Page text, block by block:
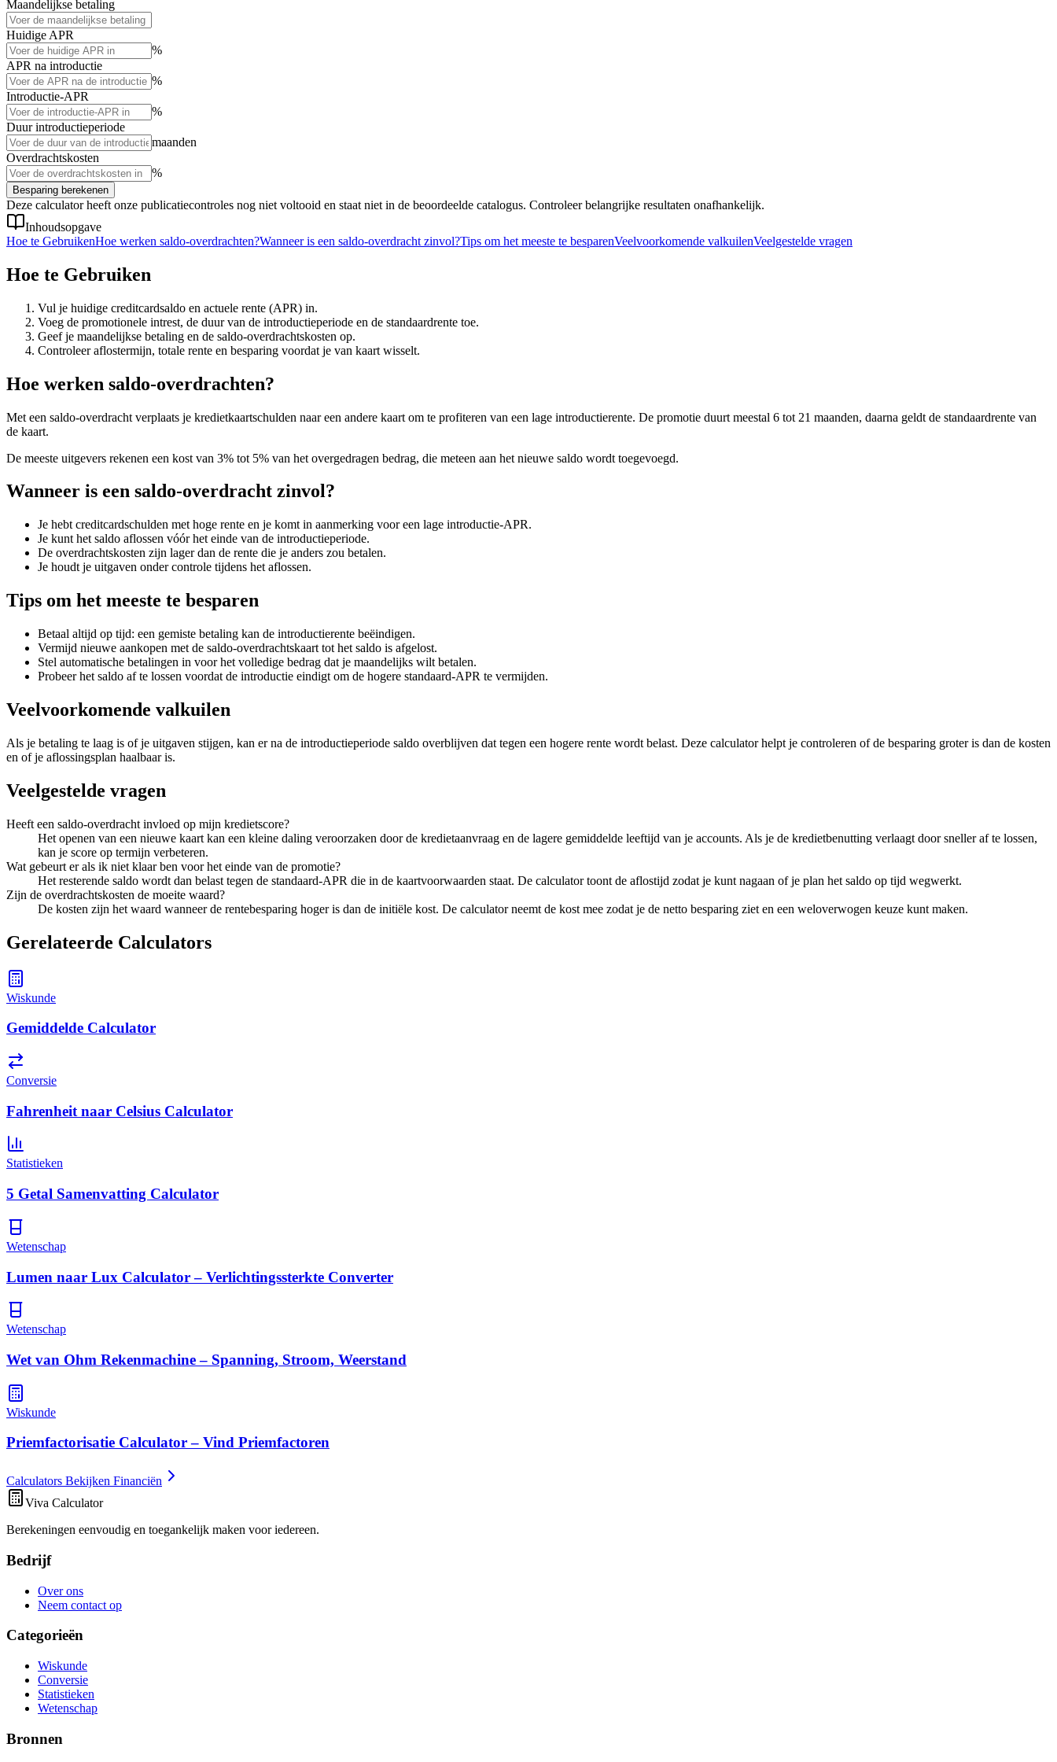
Maandelijkse betaling
Huidige APR
%
APR na introductie
%
Introductie-APR
%
Duur introductieperiode
maanden
Overdrachtskosten
%
Besparing berekenen
Deze calculator heeft onze publicatiecontroles nog niet voltooid en staat niet in de beoordeelde catalogus. Controleer belangrijke resultaten onafhankelijk.
Inhoudsopgave
Hoe te GebruikenHoe werken saldo-overdrachten?Wanneer is een saldo-overdracht zinvol?Tips om het meeste te besparenVeelvoorkomende valkuilenVeelgestelde vragen
Hoe te Gebruiken
Vul je huidige creditcardsaldo en actuele rente (APR) in.
Voeg de promotionele intrest, de duur van de introductieperiode en de standaardrente toe.
Geef je maandelijkse betaling en de saldo-overdrachtskosten op.
Controleer aflostermijn, totale rente en besparing voordat je van kaart wisselt.
Hoe werken saldo-overdrachten?
Met een saldo-overdracht verplaats je kredietkaartschulden naar een andere kaart om te profiteren van een lage introductierente. De promotie duurt meestal 6 tot 21 maanden, daarna geldt de standaardrente van
de kaart.
De meeste uitgevers rekenen een kost van 3% tot 5% van het overgedragen bedrag, die meteen aan het nieuwe saldo wordt toegevoegd.
Wanneer is een saldo-overdracht zinvol?
Je hebt creditcardschulden met hoge rente en je komt in aanmerking voor een lage introductie-APR.
Je kunt het saldo aflossen vóór het einde van de introductieperiode.
De overdrachtskosten zijn lager dan de rente die je anders zou betalen.
Je houdt je uitgaven onder controle tijdens het aflossen.
Tips om het meeste te besparen
Betaal altijd op tijd: een gemiste betaling kan de introductierente beëindigen.
Vermijd nieuwe aankopen met de saldo-overdrachtskaart tot het saldo is afgelost.
Stel automatische betalingen in voor het volledige bedrag dat je maandelijks wilt betalen.
Probeer het saldo af te lossen voordat de introductie eindigt om de hogere standaard-APR te vermijden.
Veelvoorkomende valkuilen
Als je betaling te laag is of je uitgaven stijgen, kan er na de introductieperiode saldo overblijven dat tegen een hogere rente wordt belast. Deze calculator helpt je controleren of de besparing groter is dan de kosten
en of je aflossingsplan haalbaar is.
Veelgestelde vragen
Heeft een saldo-overdracht invloed op mijn kredietscore?
Het openen van een nieuwe kaart kan een kleine daling veroorzaken door de kredietaanvraag en de lagere gemiddelde leeftijd van je accounts. Als je de kredietbenutting verlaagt door sneller af te lossen,
kan je score op termijn verbeteren.
Wat gebeurt er als ik niet klaar ben voor het einde van de promotie?
Het resterende saldo wordt dan belast tegen de standaard-APR die in de kaartvoorwaarden staat. De calculator toont de aflostijd zodat je kunt nagaan of je plan het saldo op tijd wegwerkt.
Zijn de overdrachtskosten de moeite waard?
De kosten zijn het waard wanneer de rentebesparing hoger is dan de initiële kost. De calculator neemt de kost mee zodat je de netto besparing ziet en een weloverwogen keuze kunt maken.
Gerelateerde Calculators
Wiskunde
Gemiddelde Calculator
Conversie
Fahrenheit naar Celsius Calculator
Statistieken
5 Getal Samenvatting Calculator
Wetenschap
Lumen naar Lux Calculator – Verlichtingssterkte Converter
Wetenschap
Wet van Ohm Rekenmachine – Spanning, Stroom, Weerstand
Wiskunde
Priemfactorisatie Calculator – Vind Priemfactoren
Calculators Bekijken Financiën
Viva Calculator
Berekeningen eenvoudig en toegankelijk maken voor iedereen.
Bedrijf
Over ons
Neem contact op
Categorieën
Wiskunde
Conversie
Statistieken
Wetenschap
Bronnen